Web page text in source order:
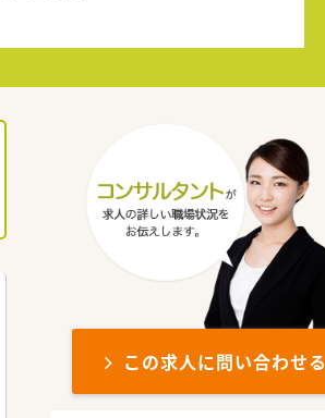
この求人に問い合わせる